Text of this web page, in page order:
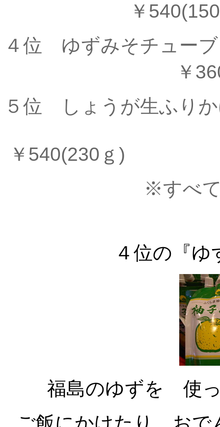
￥540(150
４位 ゆず
￥
５位 しょうが生
￥540(230ｇ)
※すべ
４位の『
福島のゆずを 使